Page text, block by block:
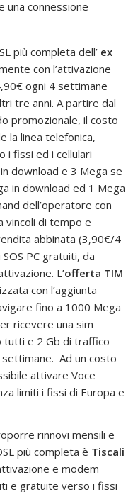
una connessione
più completa dell’ ex
con l’attivazione
ogni 4 settimane
tre anni. A partire dal
promozionale, il costo
la linea telefonica,
i fissi ed i cellulari
download e 3 Mega se
in download ed 1 Mega
dell’operatore con
vincoli di tempo e
abbinata (3,90€/4
PC gratuiti, da
L’offerta TIM
con l’aggiunta
fino a 1000 Mega
ricevere una sim
tutti e 2 Gb di traffico
Ad un costo
attivare Voce
limiti i fissi di Europa e
rinnovi mensili e
più completa è Tiscali
e modem
e gratuite verso i fissi